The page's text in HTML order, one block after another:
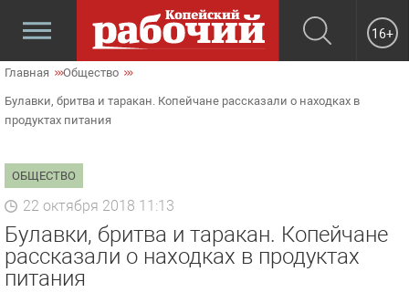
16+
Главная Общество
Булавки, бритва и таракан. Копейчане рассказали о находках в
продуктах питания
ОБЩЕСТВО
22 октября 2018 11:13
Булавки, бритва и таракан. Копейчане
рассказали о находках в продуктах
питания